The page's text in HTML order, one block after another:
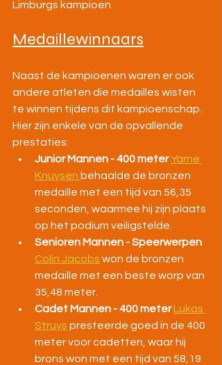
Limburgs kampioen.
Medaillewinnaars
Naast de kampioenen waren er ook
andere atleten die medailles wisten
te winnen tijdens dit kampioenschap.
Hier zijn enkele van de opvallende
prestaties:
Junior Mannen - 400 meter Yarne
Knuysen behaalde de bronzen
medaille met een tijd van 56,35
seconden, waarmee hij zijn plaats
op het podium veiligstelde.
Senioren Mannen - Speerwerpen
Colin Jacobs won de bronzen
medaille met een beste worp van
35,48 meter.
Cadet Mannen - 400 meter Lukas
Struys presteerde goed in de 400
meter voor cadetten, waar hij
brons won met een tijd van 58,19